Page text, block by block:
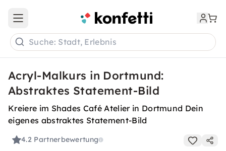
Open main menu
Suche: Stadt, Erlebnis
Acryl-Malkurs in Dortmund:
Abstraktes Statement-Bild
Kreiere im Shades Café Atelier in Dortmund Dein
eigenes abstraktes Statement-Bild
4.2 Partnerbewertung